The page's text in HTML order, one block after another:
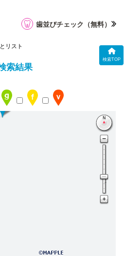
検索TOP
歯並びチェック （無料）
リスト
索結果